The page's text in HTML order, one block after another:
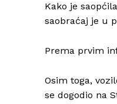
Kako je
saobraćaj je u
Prema prvim
Osim toga,
se dogodio na